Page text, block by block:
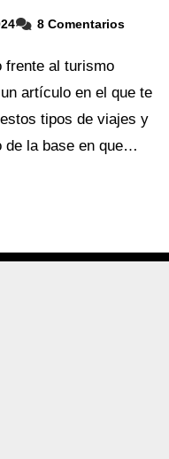
8 Comentarios
frente al turismo
artículo en el que te
tipos de viajes y
de la base en que…